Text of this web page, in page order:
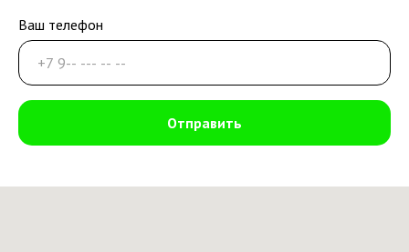
Ваш телефон
Отправить